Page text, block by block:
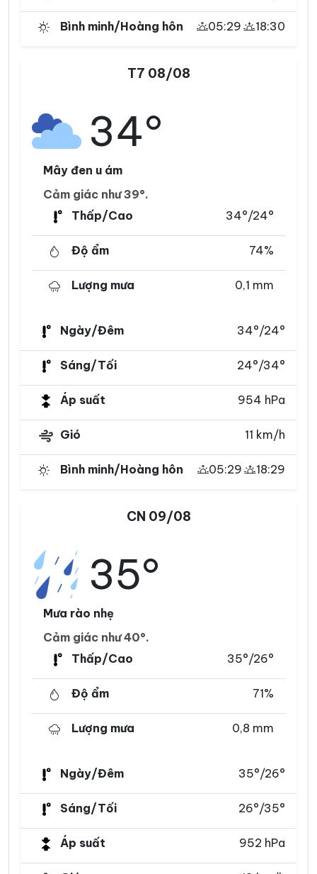
Bình minh/Hoàng hôn 05:29 18:30
T7 08/08
34°
Mây đen u ám
Cảm giác như 39°.
Thấp/Cao
34°/24°
Độ ẩm 74%
Lượng mưa 0,1 mm
Ngày/Đêm 34°/24°
Sáng/Tối 24°/34°
Áp suất 954 hPa
Gió 11 km/h
Bình minh/Hoàng hôn 05:29 18:29
CN 09/08
35°
Mưa rào nhẹ
Cảm giác như 40°.
Thấp/Cao
35°/26°
Độ ẩm 71%
Lượng mưa 0,8 mm
Ngày/Đêm 35°/26°
Sáng/Tối 26°/35°
Áp suất 952 hPa